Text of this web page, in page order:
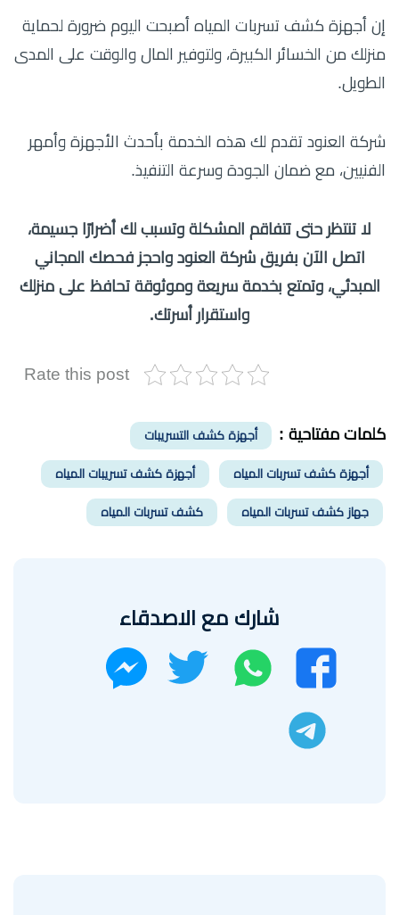
إن أجهزة كشف تسربات المياه أصبحت اليوم ضرورة لحماية
منزلك من الخسائر الكبيرة، ولتوفير المال والوقت على المدى
الطويل.
شركة العنود تقدم لك هذه الخدمة بأحدث الأجهزة وأمهر
الفنيين، مع ضمان الجودة وسرعة التنفيذ.
لا تنتظر حتى تتفاقم المشكلة وتسبب لك أضرارًا جسيمة،
اتصل الآن بفريق شركة العنود واحجز فحصك المجاني
المبدئي، وتمتع بخدمة سريعة وموثوقة تحافظ على منزلك
واستقرار أسرتك.
Rate this post
كلمات مفتاحية : أجهزة كشف التسريبات
أجهزة كشف تسربات المياه أجهزة كشف تسريبات المياه
جهاز كشف تسربات المياه كشف تسربات المياه
شارك مع الاصدقاء
فيسبوك
واتساب تويتر